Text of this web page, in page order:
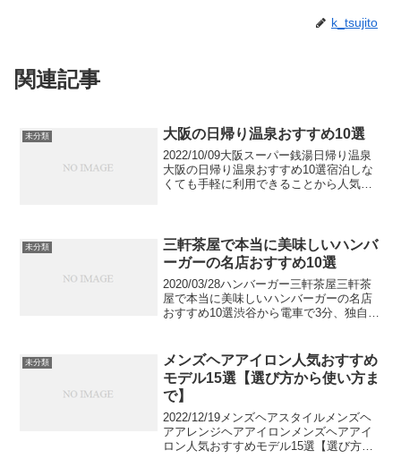
k_tsujito
関連記事
未分類 大阪の日帰り温泉おすすめ10選
2022/10/09大阪スーパー銭湯日帰り温泉
大阪の日帰り温泉おすすめ10選宿泊しな
くても手軽に利用できることから人気の
しめることも...
未分類
三軒茶屋で本当に美味しいハンバ
ーガーの名店おすすめ10選
2020/03/28ハンバーガー三軒茶屋三軒茶
屋で本当に美味しいハンバーガーの名店
おすすめ10選渋谷から電車で3分、独自の
ハンバーガー屋さんの中から三軒茶屋在
住の筆者の...
未分類
メンズヘアアイロン人気おすすめ
モデル15選【選び方から使い方ま
で】
2022/12/19メンズヘアスタイルメンズヘ
アアレンジヘアアイロンメンズヘアアイ
ロン人気おすすめモデル15選【選び方か